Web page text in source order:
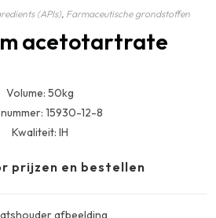
(APIs), Farmaceutische grondstoffen
acetotartrate
Volume: 50kg
15930-12-8
Kwaliteit: IH
prijzen en bestellen